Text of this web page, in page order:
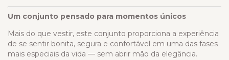
Um conjunto pensado para momentos únicos
Mais do que vestir, este conjunto proporciona a experiência
de se sentir bonita, segura e confortável em uma das fases
mais especiais da vida — sem abrir mão da elegância.